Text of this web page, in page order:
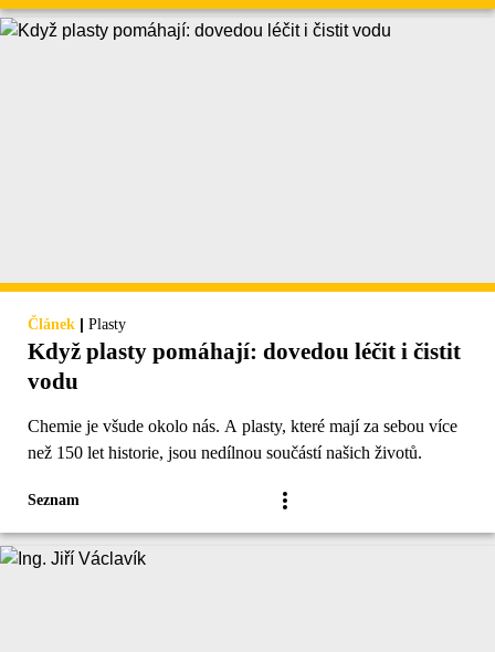
Článek | Plasty
Když plasty pomáhají: dovedou léčit i čistit
vodu
Chemie je všude okolo nás. A plasty, které mají za sebou více
než 150 let historie, jsou nedílnou součástí našich životů.
Seznam